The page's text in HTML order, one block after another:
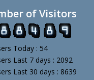
of Visitors
Today : 54
Last 7 days : 2092
Last 30 days : 8639